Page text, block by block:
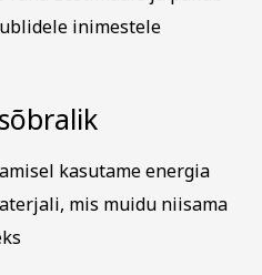
inimestele
kasutame energia
mis muidu niisama